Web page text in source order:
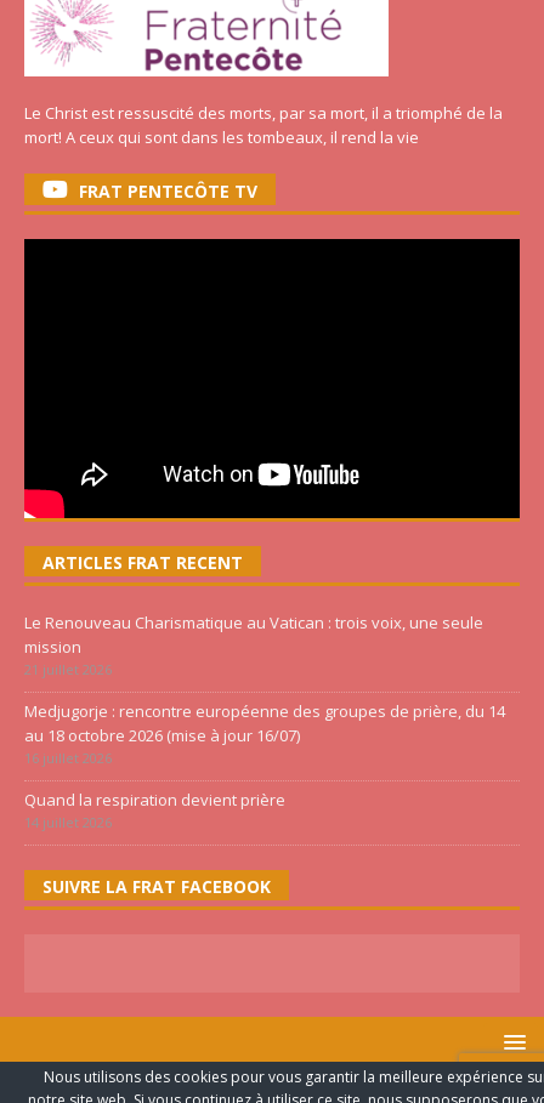
Le Christ est ressuscité des morts, par sa mort, il a triomphé de la
mort! A ceux qui sont dans les tombeaux, il rend la vie
FRAT PENTECÔTE TV
ARTICLES FRAT RECENT
Le Renouveau Charismatique au Vatican : trois voix, une seule
mission
21 juillet 2026
Medjugorje : rencontre européenne des groupes de prière, du 14
au 18 octobre 2026 (mise à jour 16/07)
16 juillet 2026
Quand la respiration devient prière
14 juillet 2026
SUIVRE LA FRAT FACEBOOK
FRATERNITE PENTECÔTE ©2020 TOUS LES DROITS RESERVES -
Nous utilisons des cookies pour vous garantir la meilleure expérience